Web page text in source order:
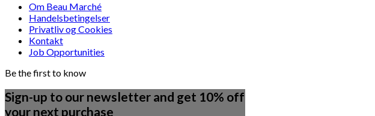
Om Beau Marché
Handelsbetingelser
Privatliv og Cookies
Kontakt
Job Opportunities
Be the first to know
Sign-up to our newsletter and get 10% off
your next purchase